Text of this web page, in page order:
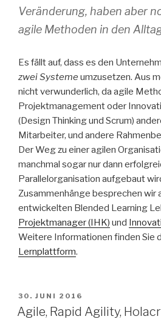
Veränderung, haben aber
agile Methoden in den
Es fällt auf, dass es den
zwei Systeme umzusetzen. Aus
nicht verwunderlich, da agile
Projektmanagement oder
(Design Thinking und Scrum)
Mitarbeiter, und andere
Der Weg zu einer agilen
manchmal sogar nur dann
Parallelorganisation aufgebaut
Zusammenhänge besprechen wir
entwickelten Blended Learning
Projektmanager (IHK) und
Weitere Informationen finden Sie
Lernplattform.
VERÖFFENTLICHT
AM
30. JUNI 2016
Agile, Rapid Agility,